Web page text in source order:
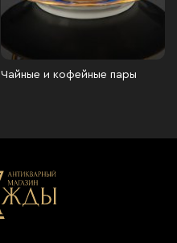
Чайные и кофейные пары